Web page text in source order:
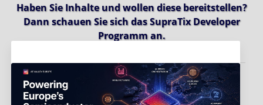
Haben Sie Inhalte und wollen diese bereitstellen?
Dann schauen Sie sich dasSupraTix Developer
Programman.